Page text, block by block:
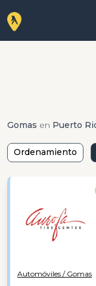
Gomas en Puerto
Ordenamiento
Automóviles / Gomas